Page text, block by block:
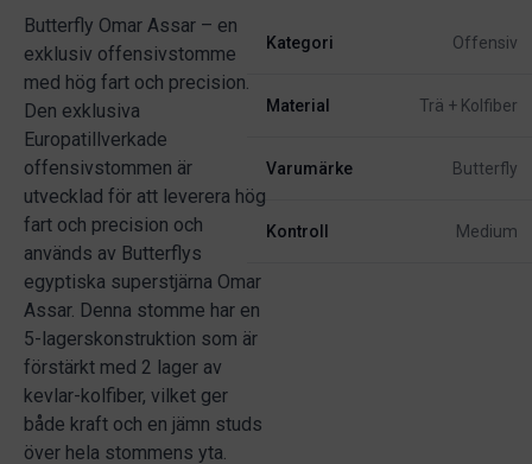
Butterfly Omar Assar – en
exklusiv offensivstomme
med hög fart och precision.
Den exklusiva
Europatillverkade
offensivstommen är
utvecklad för att leverera hög
fart och precision och
används av Butterflys
egyptiska superstjärna Omar
Assar. Denna stomme har en
5-lagerskonstruktion som är
förstärkt med 2 lager av
kevlar-kolfiber, vilket ger
både kraft och en jämn studs
över hela stommens yta.
Kategori Offensiv
Material Trä + Kolfiber
Varumärke Butterfly
Kontroll Medium